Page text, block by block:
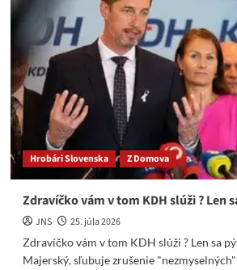
uskutočnili
raketový
útok
na
cvičisko
Kyjeve
počas
výstavy
Hrobári Slovenska Z Domova
Zdravíčko vám v tom KDH slúži ? Len
JNS
25. júla 2026
Zdravíčko vám v tom KDH slúži ? Len sa
Majerský, sľubuje zrušenie